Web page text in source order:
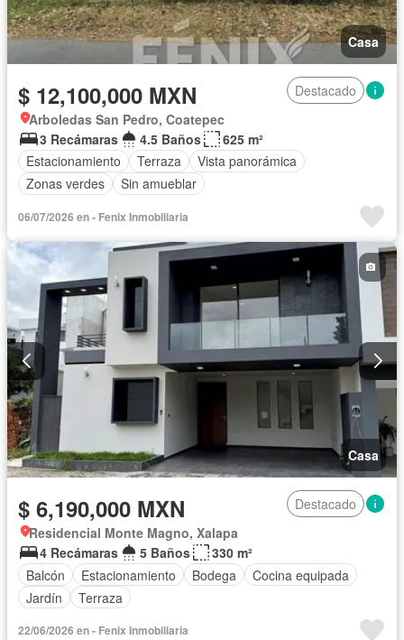
Casa
$ 12,100,000 MXN
Destacado
Arboledas San Pedro, Coatepec
3 Recámaras
4.5 Baños
625 m²
Estacionamiento
Terraza
Vista panorámica
Zonas verdes
Sin amueblar
06/07/2026 en - Fenix Inmobiliaria
Casa
$ 6,190,000 MXN
Destacado
Residencial Monte Magno, Xalapa
4 Recámaras
5 Baños
330 m²
Balcón
Estacionamiento Bodega
Cocina equipada
Jardín
Terraza
22/06/2026 en - Fenix Inmobiliaria